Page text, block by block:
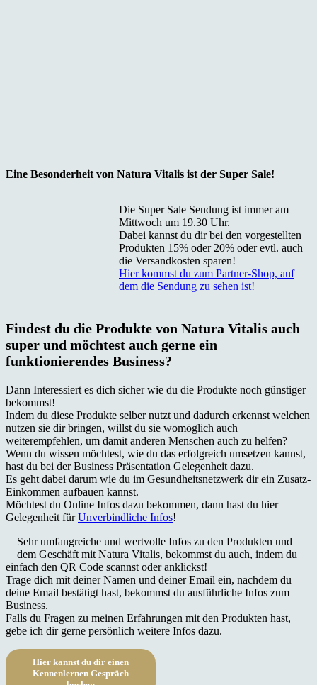
Eine Besonderheit von Natura Vitalis ist der Super Sale!
Die Super Sale Sendung ist immer am
Mittwoch um 19.30 Uhr.
Dabei kannst du dir bei den vorgestellten
Produkten 15% oder 20% oder evtl. auch
die Versandkosten sparen!
Hier kommst du zum Partner-Shop, auf
dem die Sendung zu sehen ist!
Findest du die Produkte von Natura Vitalis auch
super und möchtest auch gerne ein
funktionierendes Business?
Dann Interessiert es dich sicher wie du die Produkte noch günstiger
bekommst!
Indem du diese Produkte selber nutzt und dadurch erkennst welchen
nutzen sie dir bringen, willst du sie womöglich auch
weiterempfehlen, um damit anderen Menschen auch zu helfen?
Wenn du wissen möchtest, wie du das erfolgreich umsetzen kannst,
hast du bei der Business Präsentation Gelegenheit dazu.
Es geht dabei darum wie du im Gesundheitsnetzwerk dir ein Zusatz-
Einkommen aufbauen kannst.
Möchtest du Online Infos dazu bekommen, dann hast du hier
Gelegenheit fürUnverbindliche Infos!
Sehr umfangreiche und wertvolle Infos zu den Produkten und
dem Geschäft mit Natura Vitalis, bekommst du auch, indem du
einfach den QR Code scannst oder anklickst!
Trage dich mit deiner Namen und deiner Email ein, nachdem du
deine Email bestätigt hast, bekommst du ausführliche Infos zum
Business.
Falls du Fragen zu meinen Erfahrungen mit den Produkten hast,
gebe ich dir gerne persönlich weitere Infos dazu.
Hier kannst du dir einen
Kennenlernen Gespräch